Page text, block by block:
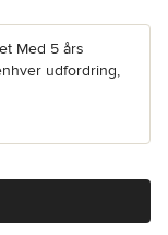
Med 5 års
udfordring,